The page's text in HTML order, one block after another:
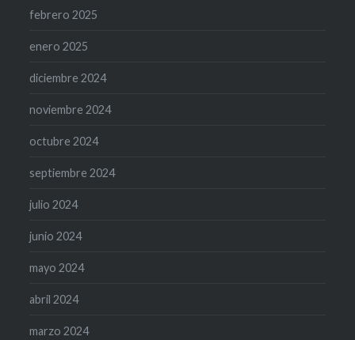
febrero 2025
enero 2025
diciembre 2024
noviembre 2024
octubre 2024
septiembre 2024
julio 2024
junio 2024
mayo 2024
abril 2024
marzo 2024